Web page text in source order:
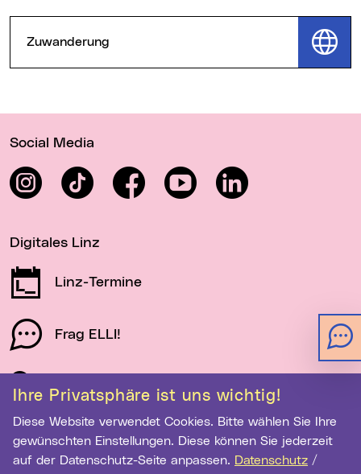
Ihre Privatsphäre ist uns wichtig!
Diese Website verwendet Cookies. Bitte wählen Sie Ihre
gewünschten Einstellungen. Diese können Sie jederzeit
auf der Datenschutz-Seite anpassen. Datenschutz /
Zuwanderung
Social Media
InstagramTikTok FacebookYouTube LinkedIn
Digitales Linz
Linz-Termine
Frag ELLI!
Schau auf Linz
Newsletter-Anmeldung